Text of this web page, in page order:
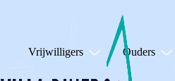
Vrijwilligers Ouders